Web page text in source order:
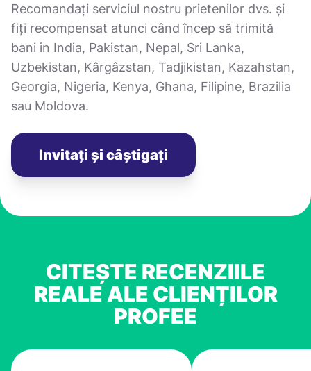
Recomandați serviciul nostru prietenilor dvs. și
fiți recompensat atunci când încep să trimită
bani în India, Pakistan, Nepal, Sri Lanka,
Uzbekistan, Kârgâzstan, Tadjikistan, Kazahstan,
Georgia, Nigeria, Kenya, Ghana, Filipine, Brazilia
sau Moldova.
Invitați și câștigați
CITEȘTE RECENZIILE
REALE ALE CLIENȚILOR
PROFEE